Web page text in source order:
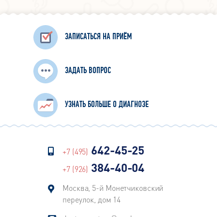
ЗАПИСАТЬСЯ НА ПРИЁМ
ЗАДАТЬ ВОПРОС
УЗНАТЬ БОЛЬШЕ О ДИАГНОЗЕ
+7 (495) 642-45-25
+7 (926) 384-40-04
Москва, 5-й Монетчиковский
переулок, дом 14